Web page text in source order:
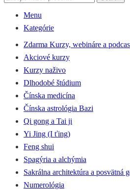
Menu
Kategórie
Zdarma Kurzy, webináre a
Akciové kurzy
Kurzy naživo
Dlhodobé štúdium
Čínska medicína
Čínska astrológia Bazi
Qi gong a Tai ji
Yi Jing (I ťing)
Feng shui
Spagýria a alchýmia
Sakrálna architektúra a posvätná
Numerológia